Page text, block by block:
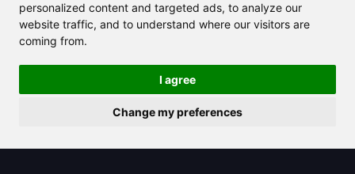
personalized content and targeted ads, to analyze our
website traffic, and to understand where our visitors are
coming from.
I agree
Change my preferences
2025/08/15
O ícone do ChatGPT: Sua chave para
navegar nas ferramentas de IA de
forma fácil e eficaz